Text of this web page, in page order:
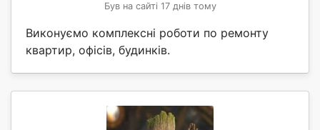
Був на сайті 17 днів тому
Виконуємо комплексні роботи по ремонту
квартир, офісів, будинків.